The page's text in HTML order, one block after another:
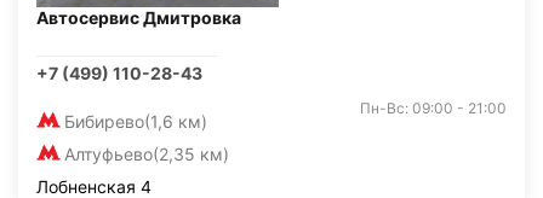
Автосервис Дмитровка
+7 (499) 110-28-43
Бибирево(1,6 км)
Алтуфьево(2,35 км)
Пн-Вс: 09:00 - 21:00
Лобненская 4